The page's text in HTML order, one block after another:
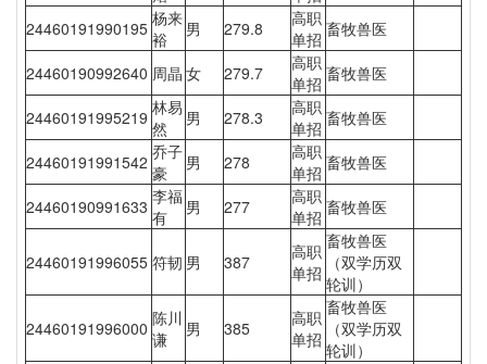
24460191990195 杨来
裕
男 279.8
高职
单招 畜牧兽医
24460190992640 周晶 女 279.7
高职
单招 畜牧兽医
24460191995219 林易
然
男 278.3
高职
单招 畜牧兽医
24460191991542 乔子
豪
男 278
高职
单招 畜牧兽医
24460190991633 李福
有
男 277
高职
单招 畜牧兽医
24460191996055 符韧 男 387
高职
单招
畜牧兽医
（双学历双
轮训）
24460191996000 陈川
谦
男 385
高职
单招
畜牧兽医
（双学历双
轮训）